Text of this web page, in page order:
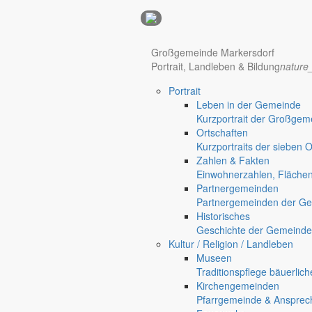
Hotel Nürnberg
Regional werben auf markersdorf.de! anzeigen@gemeinde-
Großgemeinde Markersdorf
Portrait, Landleben & Bildung
Portrait
Leben in der Gemeinde
Kurzportrait der
Ortschaften
Kurzportraits der sieben
Zahlen & Fakten
Einwohnerzahlen,
Partnergemeinden
Partnergemeinden der
Historisches
Geschichte der
Kultur / Religion / Landleben
Museen
Traditionspflege
Kirchengemeinden
Pfarrgemeinde &
Deutsch-Paulsdorf
Jauernick-Buschbach
Von Hemmschwellen und